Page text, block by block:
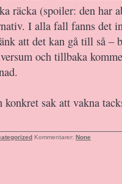
räcka (spoiler: den har
I alla fall fanns det
att det kan gå till så –
och tillbaka
sak att vakna
Kommentarer: None